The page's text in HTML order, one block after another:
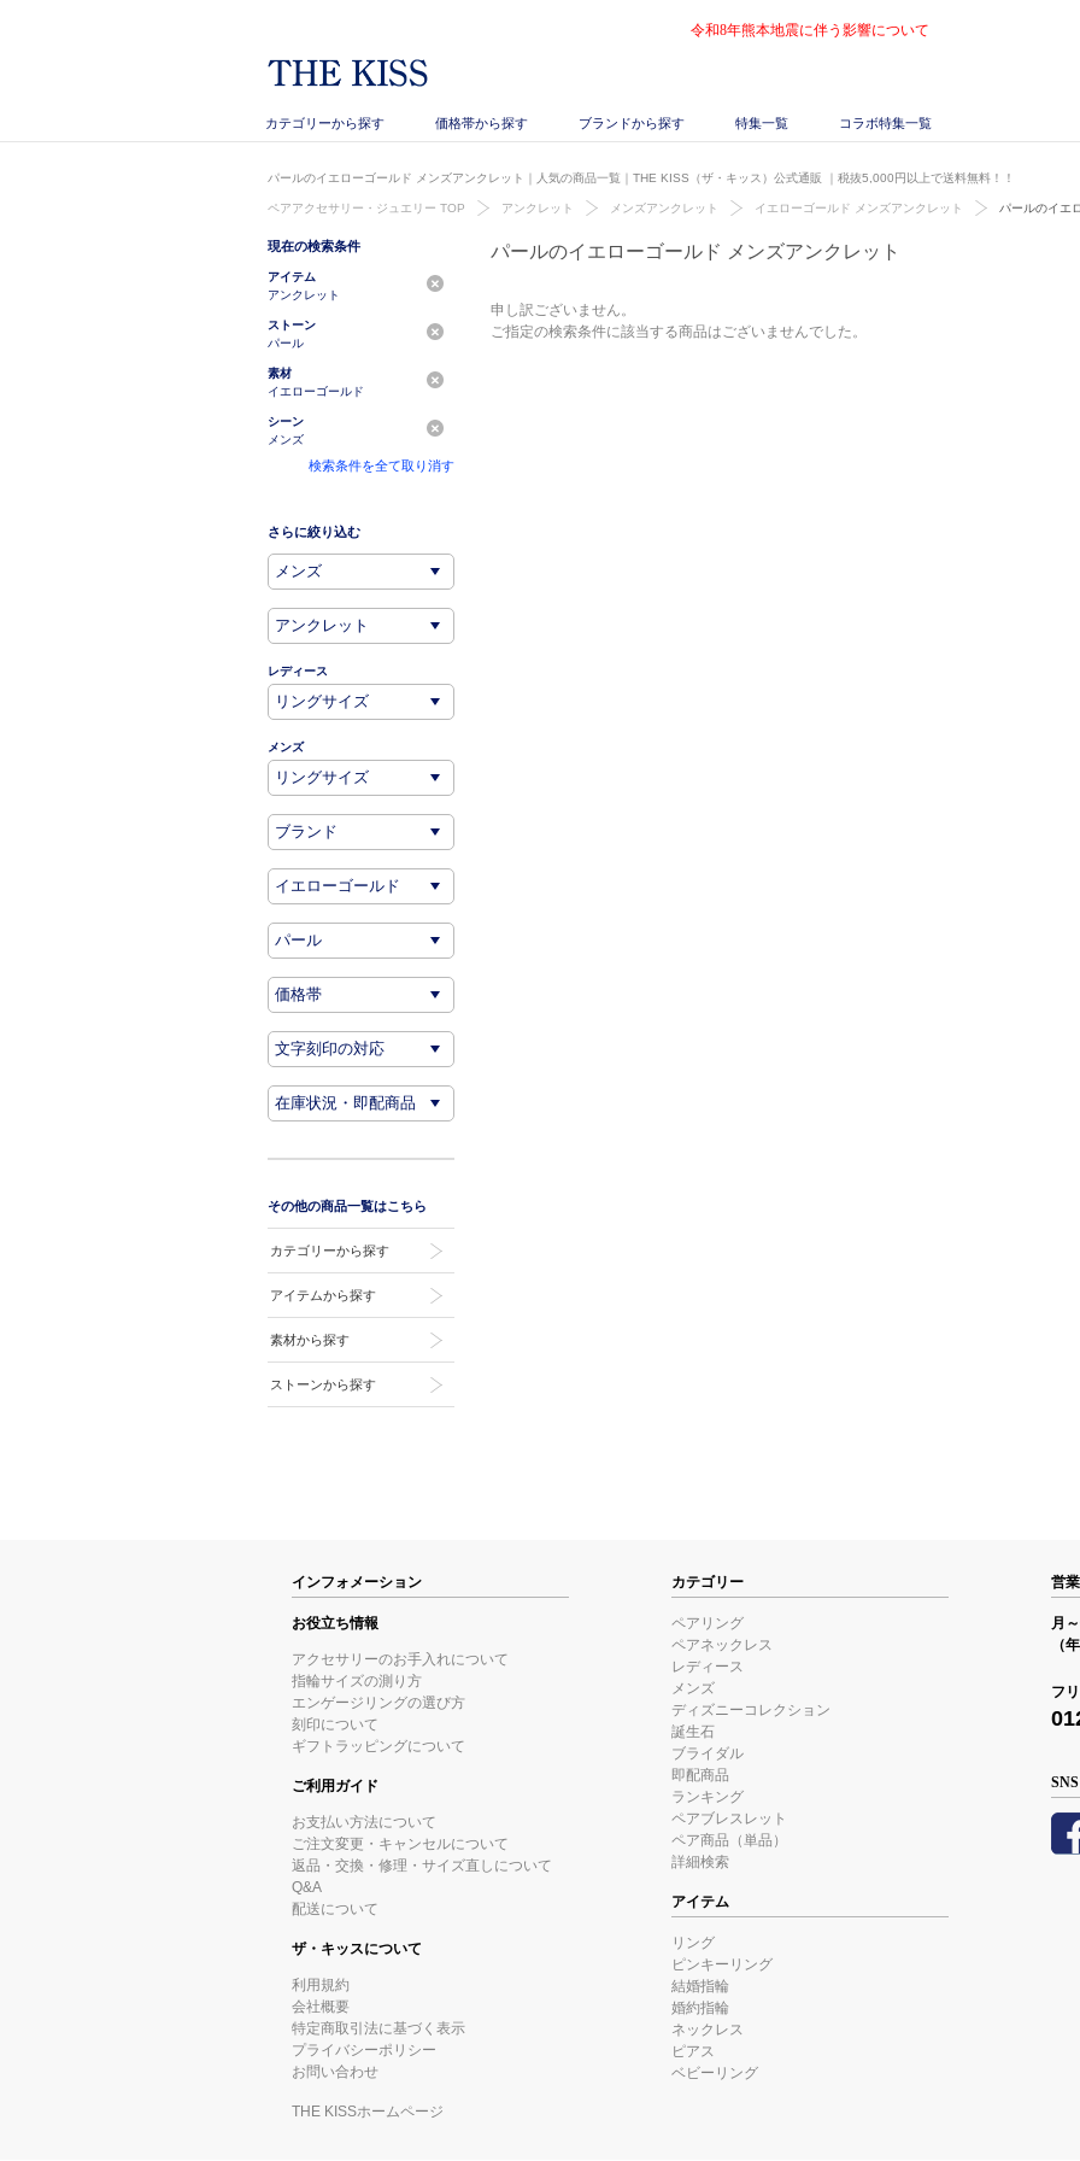
令和8年熊本地震に伴う影響について
カテゴリーから探す 価格帯から探す ブランドから探す 特集一覧 コラボ特集一覧
パールのイエローゴールド メンズアンクレット｜人気の商品一覧｜THE KISS（ザ・キッス）公式通販 ｜税抜5,000円以上で送料無料！！
ペアアクセサリー・ジュエリー TOP アンクレット メンズアンクレット イエローゴールド メンズアンクレット パールのイエ
パールのイエローゴールド メンズアンクレット
申し訳ございません。
ご指定の検索条件に該当する商品はございませんでした。
現在の検索条件
アイテム
アンクレット
ストーン
パール
素材
イエローゴールド
シーン
メンズ
検索条件を全て取り消す
さらに絞り込む
レディース
メンズ
その他の商品一覧はこちら
カテゴリーから探す
アイテムから探す
素材から探す
ストーンから探す
インフォメーション
お役立ち情報
アクセサリーのお手入れについて
指輪サイズの測り方
エンゲージリングの選び方
刻印について
ギフトラッピングについて
ご利用ガイド
お支払い方法について
ご注文変更・キャンセルについて
返品・交換・修理・サイズ直しについて
Q&A
配送について
ザ・キッスについて
利用規約
会社概要
特定商取引法に基づく表示
プライバシーポリシー
お問い合わせ
THE KISSホームページ
カテゴリー
ペアリング
ペアネックレス
レディース
メンズ
ディズニーコレクション
誕生石
ブライダル
即配商品
ランキング
ペアブレスレット
ペア商品（単品）
詳細検索
アイテム
リング
ピンキーリング
結婚指輪
婚約指輪
ネックレス
ピアス
ベビーリング
営
月
（
フ
SNS